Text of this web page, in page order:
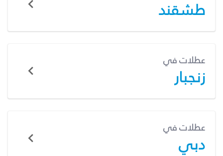
طشقند
عطلات في
زنجبار
عطلات في
دبي